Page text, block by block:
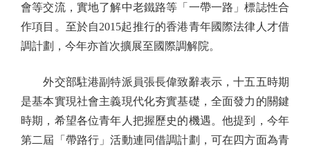
會等交流，實地了解中老鐵路等「一帶一路」標誌性合
作項目。至於自2015起推行的香港青年國際法律人才借
調計劃，今年亦首次擴展至國際調解院。
外交部駐港副特派員張長偉致辭表示，十五五時期
是基本實現社會主義現代化夯實基礎，全面發力的關鍵
時期，希望各位青年人把握歷史的機遇。他提到，今年
第二屆「帶路行」活動連同借調計劃，可在四方面為青